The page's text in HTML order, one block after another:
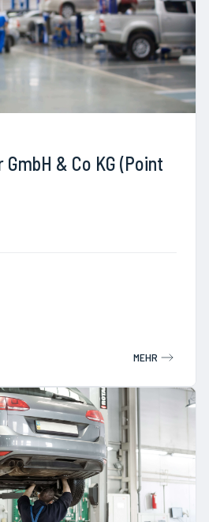
& Co KG (Point
MEHR